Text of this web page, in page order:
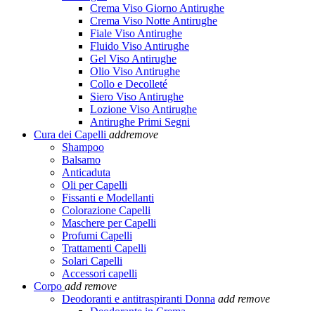
Crema Viso Giorno Antirughe
Crema Viso Notte Antirughe
Fiale Viso Antirughe
Fluido Viso Antirughe
Gel Viso Antirughe
Olio Viso Antirughe
Collo e Decolleté
Siero Viso Antirughe
Lozione Viso Antirughe
Antirughe Primi Segni
Cura dei Capelli addremove
Shampoo
Balsamo
Anticaduta
Oli per Capelli
Fissanti e Modellanti
Colorazione Capelli
Maschere per Capelli
Profumi Capelli
Trattamenti Capelli
Solari Capelli
Accessori capelli
Corpo add remove
Deodoranti e antitraspiranti Donna add remove